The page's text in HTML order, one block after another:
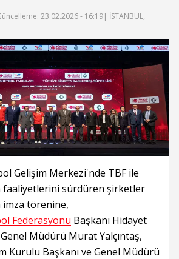
23.02.2026 - 16:19| İSTANBUL,
Gelişim Merkezi'nde TBF ile
faaliyetlerini sürdüren şirketler
imza törenine,
Federasyonu Başkanı Hidayet
Müdürü Murat Yalçıntaş,
Kurulu Başkanı ve Genel Müdürü